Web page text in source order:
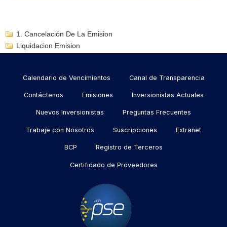
1. Cancelación De La Emision
Liquidacion Emision
Menu
footer
Calendario de Vencimientos Canal de Transparencia
Contáctenos Emisiones Inversionistas Actuales
Nuevos Inversionistas Preguntas Frecuentes
Trabaje con Nosotros Suscripciones Extranet
BCP Registro de Terceros
Certificado de Proveedores